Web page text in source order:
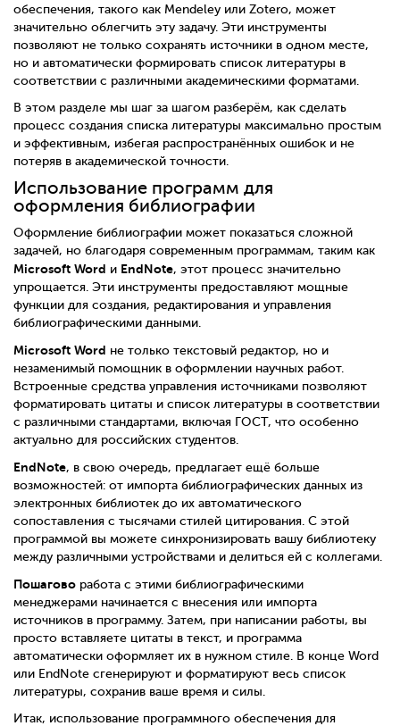
обеспечения, такого как Mendeley или Zotero, может
значительно облегчить эту задачу. Эти инструменты
позволяют не только сохранять источники в одном месте,
но и автоматически формировать список литературы в
соответствии с различными академическими форматами.
В этом разделе мы шаг за шагом разберём, как сделать
процесс создания списка литературы максимально простым
и эффективным, избегая распространённых ошибок и не
потеряв в академической точности.
Использование программ для
оформления библиографии
Оформление библиографии может показаться сложной
задачей, но благодаря современным программам, таким как
Microsoft Word и EndNote, этот процесс значительно
упрощается. Эти инструменты предоставляют мощные
функции для создания, редактирования и управления
библиографическими данными.
Microsoft Word не только текстовый редактор, но и
незаменимый помощник в оформлении научных работ.
Встроенные средства управления источниками позволяют
форматировать цитаты и список литературы в соответствии
с различными стандартами, включая ГОСТ, что особенно
актуально для российских студентов.
EndNote, в свою очередь, предлагает ещё больше
возможностей: от импорта библиографических данных из
электронных библиотек до их автоматического
сопоставления с тысячами стилей цитирования. С этой
программой вы можете синхронизировать вашу библиотеку
между различными устройствами и делиться ей с коллегами.
Пошагово работа с этими библиографическими
менеджерами начинается с внесения или импорта
источников в программу. Затем, при написании работы, вы
просто вставляете цитаты в текст, и программа
автоматически оформляет их в нужном стиле. В конце Word
или EndNote сгенерируют и форматируют весь список
литературы, сохранив ваше время и силы.
Итак, использование программного обеспечения для